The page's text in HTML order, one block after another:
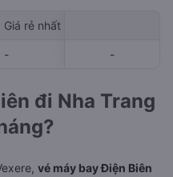
Giá rẻ nhất
- -
-
đi Nha Trang
vé máy bay Điện Biên